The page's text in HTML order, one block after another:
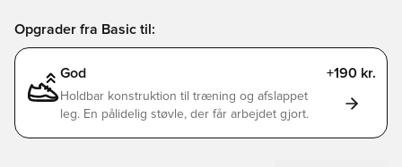
Opgrader fra Basic til:
God +190 kr.
Holdbar konstruktion til træning og afslappet
leg. En pålidelig støvle, der får arbejdet gjort.